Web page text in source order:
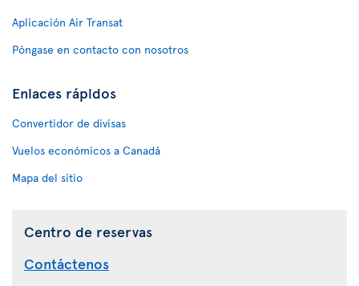
Aplicación Air Transat
Póngase en contacto con nosotros
Enlaces rápidos
Convertidor de divisas
Vuelos económicos a Canadá
Mapa del sitio
Centro de reservas
Contáctenos